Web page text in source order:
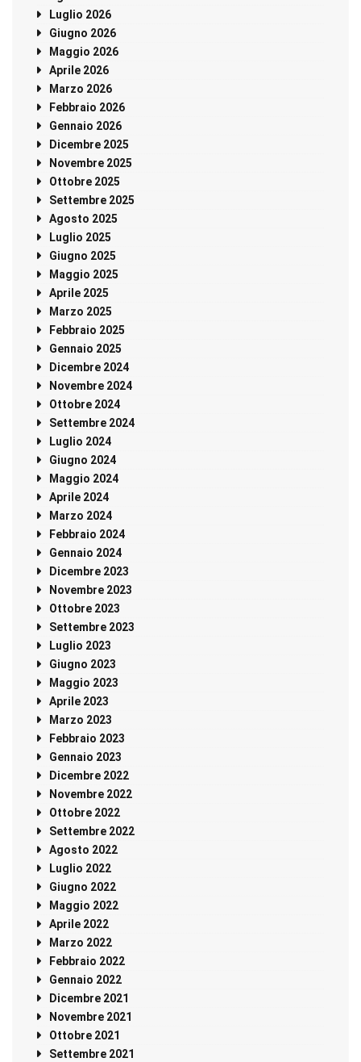
Luglio 2026
Giugno 2026
Maggio 2026
Aprile 2026
Marzo 2026
Febbraio 2026
Gennaio 2026
Dicembre 2025
Novembre 2025
Ottobre 2025
Settembre 2025
Agosto 2025
Luglio 2025
Giugno 2025
Maggio 2025
Aprile 2025
Marzo 2025
Febbraio 2025
Gennaio 2025
Dicembre 2024
Novembre 2024
Ottobre 2024
Settembre 2024
Luglio 2024
Giugno 2024
Maggio 2024
Aprile 2024
Marzo 2024
Febbraio 2024
Gennaio 2024
Dicembre 2023
Novembre 2023
Ottobre 2023
Settembre 2023
Luglio 2023
Giugno 2023
Maggio 2023
Aprile 2023
Marzo 2023
Febbraio 2023
Gennaio 2023
Dicembre 2022
Novembre 2022
Ottobre 2022
Settembre 2022
Agosto 2022
Luglio 2022
Giugno 2022
Maggio 2022
Aprile 2022
Marzo 2022
Febbraio 2022
Gennaio 2022
Dicembre 2021
Novembre 2021
Ottobre 2021
Settembre 2021